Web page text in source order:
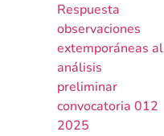
Respuesta
observaciones
extemporáneas al
análisis
preliminar
convocatoria 012
2025